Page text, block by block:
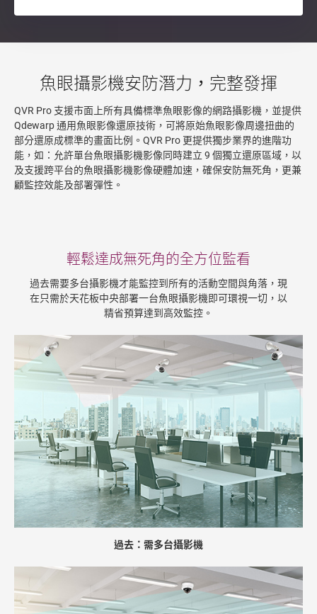
魚眼攝影機安防潛力，完整發揮
QVR Pro 支援市面上所有具備標準魚眼影像的網路攝影機，並提供
Qdewarp 通用魚眼影像還原技術，可將原始魚眼影像周邊扭曲的
部分還原成標準的畫面比例。QVR Pro 更提供獨步業界的進階功
能，如：允許單台魚眼攝影機影像同時建立 9 個獨立還原區域，以
及支援跨平台的魚眼攝影機影像硬體加速，確保安防無死角，更兼
顧監控效能及部署彈性。
輕鬆達成無死角的全方位監看
過去需要多台攝影機才能監控到所有的活動空間與角落，現
在只需於天花板中央部署一台魚眼攝影機即可環視一切，以
精省預算達到高效監控。
過去：需多台攝影機